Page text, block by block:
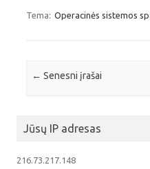
Tema: Operacinės sistemos
Įrašo navigacija
← Senesni įrašai
Jūsų IP adresas
216.73.217.148